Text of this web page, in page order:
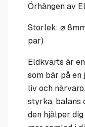
Örhängen av
Storlek: ⌀
par)
Eldkvarts är
som bär på en
liv och
styrka, balans
den hjälper